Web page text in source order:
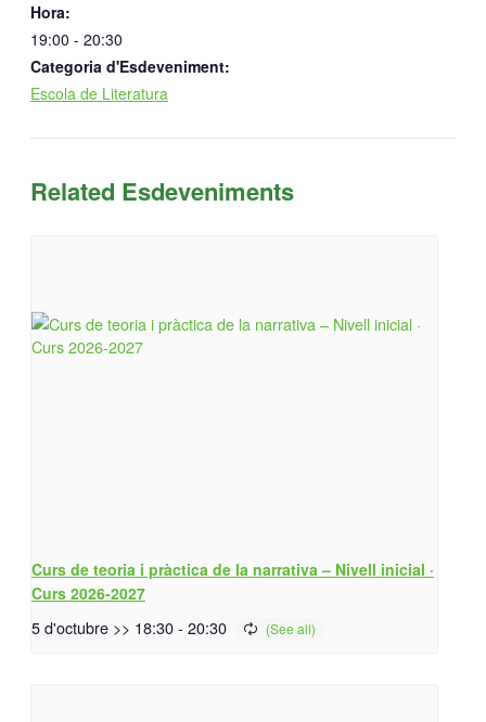
Hora:
19:00 - 20:30
Categoria d'Esdeveniment:
Escola de Literatura
Related Esdeveniments
Curs de teoria i pràctica de la narrativa – Nivell inicial ·
Curs 2026-2027
5 d'octubre >> 18:30- 20:30